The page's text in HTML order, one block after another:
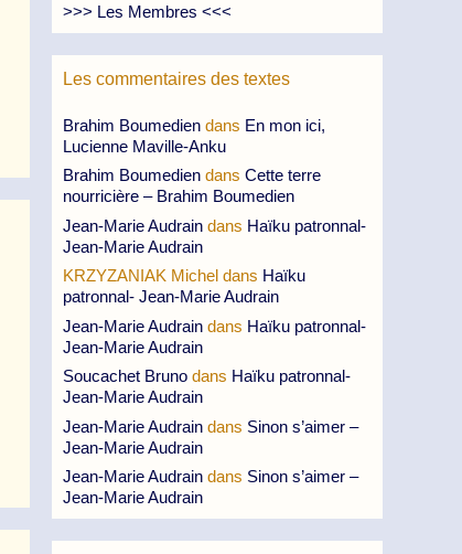
>>> Les Membres <<<
Les commentaires des textes
Brahim Boumedien dans En mon ici,
Lucienne Maville-Anku
Brahim Boumedien dans Cette terre
nourricière – Brahim Boumedien
Jean-Marie Audrain dans Haïku patronnal-
Jean-Marie Audrain
KRZYZANIAK Michel dans Haïku
patronnal- Jean-Marie Audrain
Jean-Marie Audrain dans Haïku patronnal-
Jean-Marie Audrain
Soucachet Bruno dans Haïku patronnal-
Jean-Marie Audrain
Jean-Marie Audrain dans Sinon s’aimer –
Jean-Marie Audrain
Jean-Marie Audrain dans Sinon s’aimer –
Jean-Marie Audrain